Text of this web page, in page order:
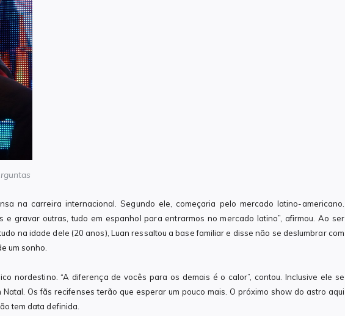
na carreira internacional. Segundo ele, começaria pelo mercado latino-americano.
e gravar outras, tudo em espanhol para entrarmos no mercado latino”, afirmou. Ao ser
na idade dele (20 anos), Luan ressaltou a base familiar e disse não se deslumbrar com
um sonho.
nordestino. “A diferença de vocês para os demais é o calor”, contou. Inclusive ele se
Os fãs recifenses terão que esperar um pouco mais. O próximo show do astro aqui
tem data definida.